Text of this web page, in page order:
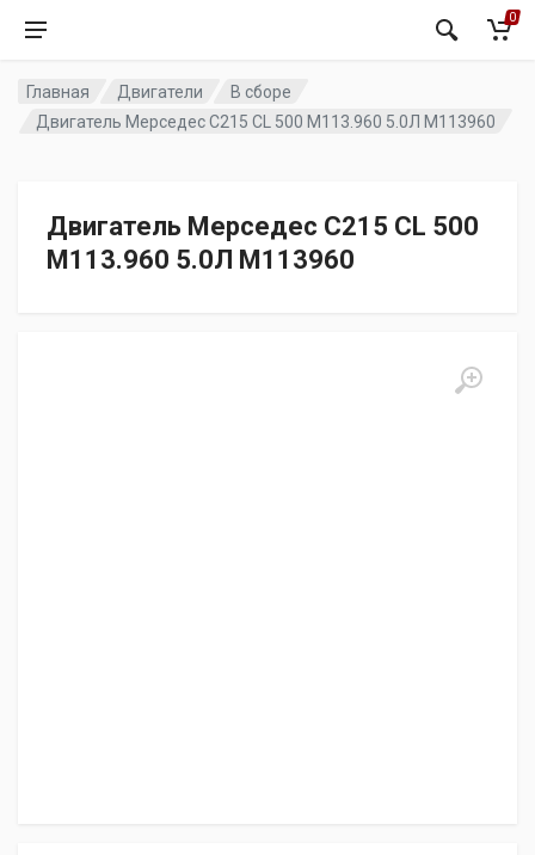
0
Главная Двигатели
В сборе
Двигатель Мерседес C215 CL 500 M113.960 5.0Л M113960
Двигатель Мерседес C215 CL 500
M113.960 5.0Л M113960